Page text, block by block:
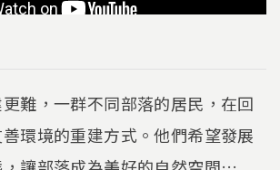
難，一群不同部落的居民，在回
環境的重建方式。他們希望發展